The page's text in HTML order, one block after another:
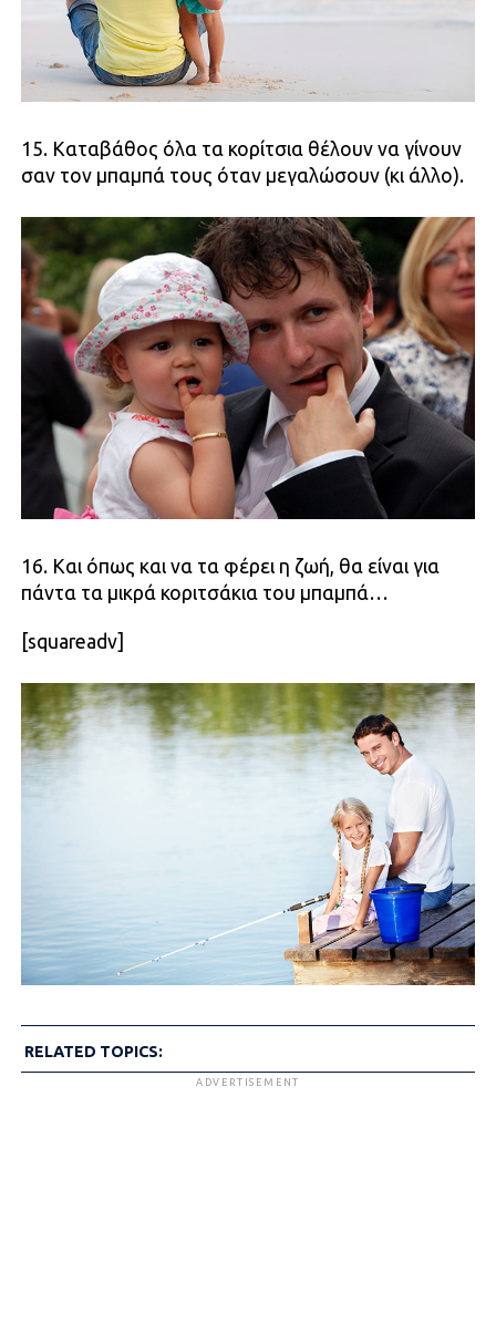
15. Καταβάθος όλα τα κορίτσια θέλουν να γίνουν
σαν τον μπαμπά τους όταν μεγαλώσουν (κι άλλο).
16. Και όπως και να τα φέρει η ζωή, θα είναι για
πάντα τα μικρά κοριτσάκια του μπαμπά…
[squareadv]
RELATED TOPICS:
ADVERTISEMENT